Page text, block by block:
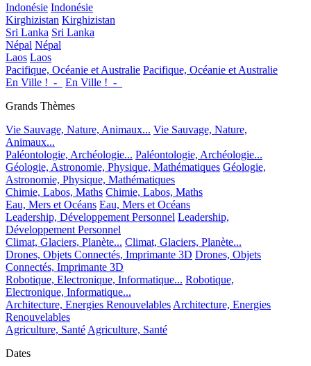
Indonésie Indonésie
Kirghizistan Kirghizistan
Sri Lanka Sri Lanka
Népal Népal
Laos Laos
Pacifique, Océanie et Australie Pacifique, Océanie et Australie
En Ville !_-_
En Ville !_-_
Grands Thèmes
Vie Sauvage, Nature, Animaux... Vie Sauvage, Nature,
Animaux...
Paléontologie, Archéologie... Paléontologie, Archéologie...
Géologie, Astronomie, Physique, Mathématiques Géologie,
Astronomie, Physique, Mathématiques
Chimie, Labos, Maths Chimie, Labos, Maths
Eau, Mers et Océans Eau, Mers et Océans
Leadership, Développement Personnel Leadership,
Développement Personnel
Climat, Glaciers, Planète... Climat, Glaciers, Planète...
Drones, Objets Connectés, Imprimante 3D Drones, Objets
Connectés, Imprimante 3D
Robotique, Electronique, Informatique... Robotique,
Electronique, Informatique...
Architecture, Energies Renouvelables Architecture, Energies
Renouvelables
Agriculture, Santé Agriculture, Santé
Dates